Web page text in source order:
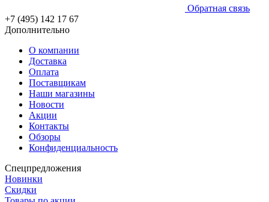
Обратная связь
+7 (495) 142 17 67
Дополнительно
О компании
Доставка
Оплата
Поставщикам
Наши магазины
Новости
Акции
Контакты
Обзоры
Конфиденциальность
Спецпредложения
Новинки
Скидки